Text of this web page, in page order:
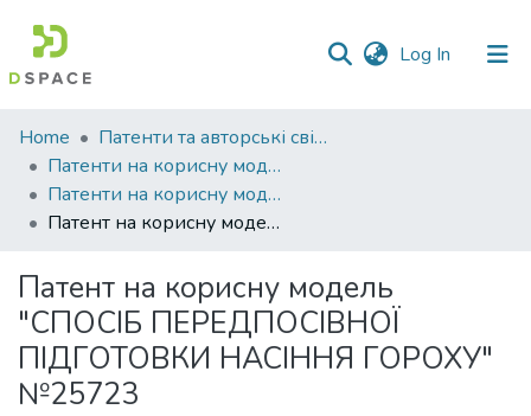
Log In (current)
Communities
&
Collections
Statistics
Home
Патенти та авторські свідоцтва
Патенти на корисну модель
Патенти на корисну модель_2007
Патент на корисну модель "СПОСІБ ПЕРЕДПОСІВНОЇ ПІДГОТОВКИ НАСІННЯ ГОРОХУ" №25723
Патент на корисну модель
"СПОСІБ ПЕРЕДПОСІВНОЇ
ПІДГОТОВКИ НАСІННЯ ГОРОХУ"
№25723